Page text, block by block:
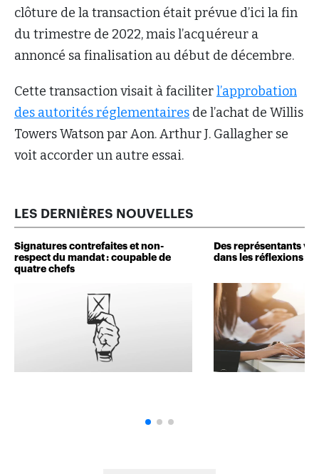
clôture de la transaction était prévue d’ici la fin
du trimestre de 2022, mais l’acquéreur a
annoncé sa finalisation au début de décembre.
Cette transaction visait à faciliterl’approbation
des autorités réglementaires de l’achat de Willis
Towers Watson par Aon. Arthur J. Gallagher se
voit accorder un autre essai.
LES DERNIÈRES NOUVELLES
Signatures contrefaites et non-
respect du mandat : coupable de
quatre chefs
Des représentants
dans les réflexions de